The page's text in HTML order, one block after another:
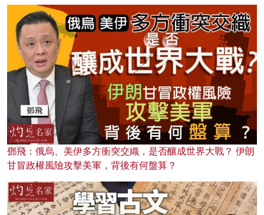
鄧飛：俄烏、美伊多方衝突交織，是否釀成世界大戰？ 伊朗
甘冒政權風險攻擊美軍，背後有何盤算？